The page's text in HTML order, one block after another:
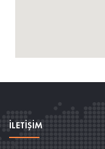
İLETİŞİM